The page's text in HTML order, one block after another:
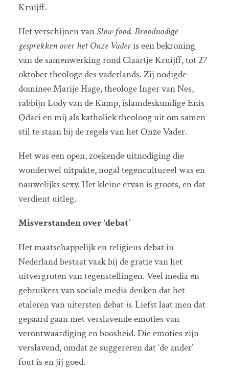
Kruijff.
Het verschijnen vanSlow food. Broodnodige
gesprekken over het Onze Vaderis een bekroning
van de samenwerking rond Claartje Kruijff, tot 27
oktober theologe des vaderlands. Zij nodigde
dominee Marije Hage, theologe Inger van Nes,
rabbijn Lody van de Kamp, islamdeskundige Enis
Odaci en mij als katholiek theoloog uit om samen
stil te staan bij de regels van het Onze Vader.
Het was een open, zoekende uitnodiging die
wonderwel uitpakte, nogal tegencultureel was en
nauwelijks sexy. Het kleine ervan is groots, en dat
verdient uitleg.
Misverstanden over ‘debat’
Het maatschappelijk en religieus debat in
Nederland bestaat vaak bij de gratie van het
uitvergroten van tegenstellingen. Veel media en
gebruikers van sociale media denken dat het
etaleren van uitersten debat is. Liefst laat men dat
gepaard gaan met verslavende emoties van
verontwaardiging en boosheid. Die emoties zijn
verslavend, omdat ze suggereren dat ‘de ander’
fout is en jij goed.